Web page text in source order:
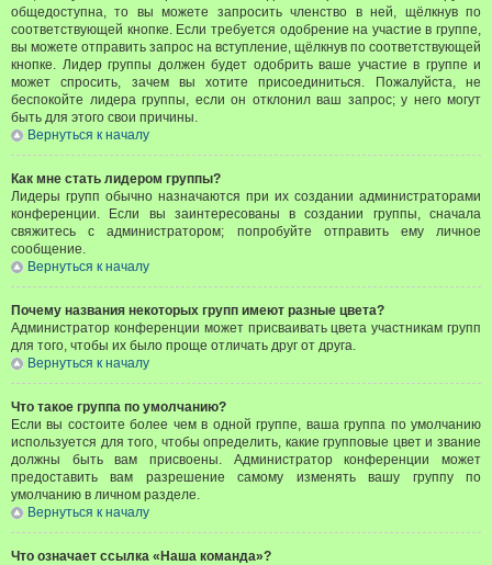
общедоступна, то вы можете запросить членство в ней, щёлкнув по
соответствующей кнопке. Если требуется одобрение на участие в группе,
вы можете отправить запрос на вступление, щёлкнув по соответствующей
кнопке. Лидер группы должен будет одобрить ваше участие в группе и
может спросить, зачем вы хотите присоединиться. Пожалуйста, не
беспокойте лидера группы, если он отклонил ваш запрос; у него могут
быть для этого свои причины.
Вернуться к началу
Как мне стать лидером группы?
Лидеры групп обычно назначаются при их создании администраторами
конференции. Если вы заинтересованы в создании группы, сначала
свяжитесь с администратором; попробуйте отправить ему личное
сообщение.
Вернуться к началу
Почему названия некоторых групп имеют разные цвета?
Администратор конференции может присваивать цвета участникам групп
для того, чтобы их было проще отличать друг от друга.
Вернуться к началу
Что такое группа по умолчанию?
Если вы состоите более чем в одной группе, ваша группа по умолчанию
используется для того, чтобы определить, какие групповые цвет и звание
должны быть вам присвоены. Администратор конференции может
предоставить вам разрешение самому изменять вашу группу по
умолчанию в личном разделе.
Вернуться к началу
Что означает ссылка «Наша команда»?